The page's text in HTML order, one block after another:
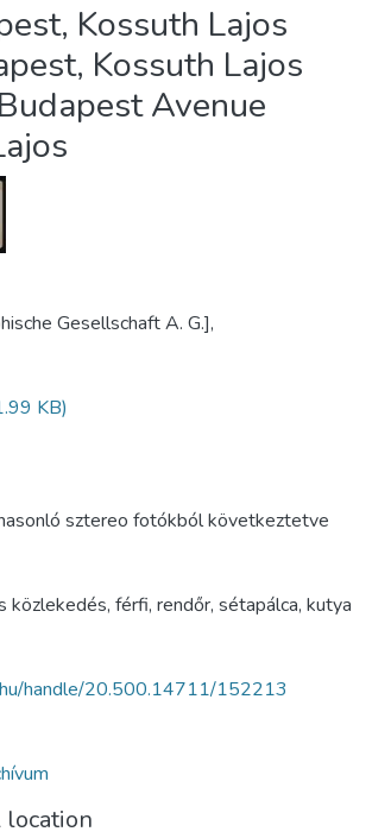
Kossuth Lajos
Kossuth Lajos
Avenue
Gesellschaft A. G.],
KB)
sztereo fotókból következtetve
közlekedés, férfi, rendőr, sétapálca, kutya
handle/20.500.14711/152213
location